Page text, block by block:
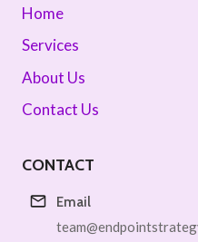
Home
Services
About Us
Contact Us
CONTACT
Email